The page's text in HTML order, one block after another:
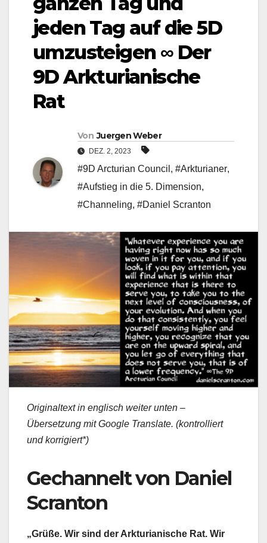
jeden Tag auf die 5D
umzusteigen ∞ Der
9D Arkturianische
Rat
Von Juergen Weber
DEZ. 2, 2023
#9D Arcturian Council , #Arkturianer,
#Aufstieg in die 5. Dimension,
#Channeling, #Daniel Scranton
Originaltext in englisch weiter unten –
Übersetzung mit Google Translate. (kontrolliert
und korrigiert*)
Gechannelt von Daniel
Scranton
„Grüße. Wir sind der Arkturianische Rat. Wir